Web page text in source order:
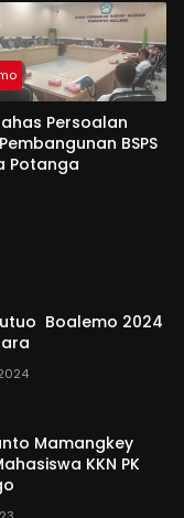
Persoalan
BSPS
Potanga
Boalemo 2024
Mamangkey
KKN PK